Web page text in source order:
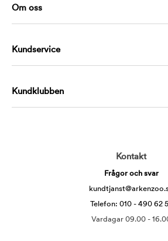
Om oss
Kundservice
Kundklubben
Kontakt
Frågor och svar
Telefon: 010 - 490 62
Vardagar 09.00 -